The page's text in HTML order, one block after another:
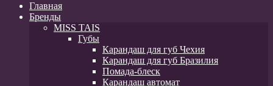
Главная
Бренды
MISS TAIS
Губы
Карандаш для губ Чехия
Карандаш для губ Бразилия
Помада-блеск
Карандаш автомат